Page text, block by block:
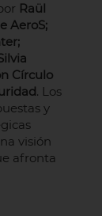
Raül
AeroS;
Círculo
. Los
y
visión
afronta